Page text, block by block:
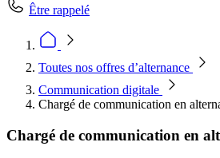
Être rappelé
Toutes nos offres d’alternance
Communication digitale
Chargé de communication en
Chargé de communication en